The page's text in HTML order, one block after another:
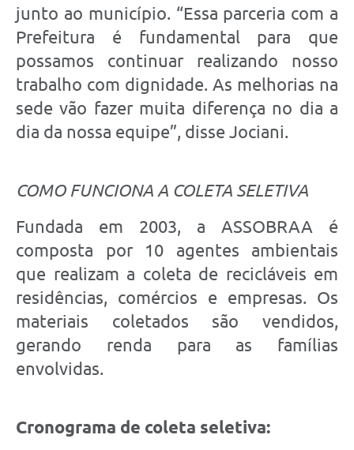
junto ao município. “Essa parceria com a
Prefeitura é fundamental para que
possamos continuar realizando nosso
trabalho com dignidade. As melhorias na
sede vão fazer muita diferença no dia a
dia da nossa equipe”, disse Jociani.
COMO FUNCIONA A COLETA SELETIVA
Fundada em 2003, a ASSOBRAA é
composta por 10 agentes ambientais
que realizam a coleta de recicláveis em
residências, comércios e empresas. Os
materiais coletados são vendidos,
gerando renda para as famílias
envolvidas.
Cronograma de coleta seletiva: